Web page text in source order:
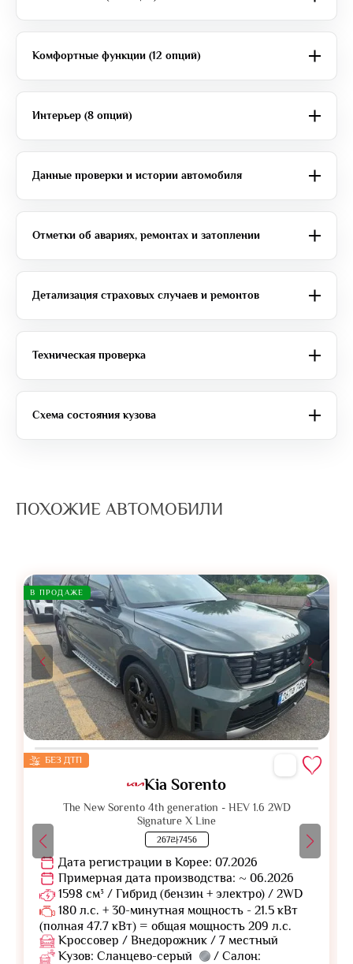
Комфортные функции (12 опций)
Интерьер (8 опций)
Данные проверки и истории автомобиля
Отметки об авариях, ремонтах и затоплении
Детализация страховых случаев и ремонтов
Техническая проверка
Схема состояния кузова
ПОХОЖИЕ АВТОМОБИЛИ
В ПРОДАЖЕ
БЕЗ ДТП
Kia Sorento
The New Sorento 4th generation - HEV 1.6 2WD
Signature X Line
267라7456
Дата регистрации в Корее: 07.2026
Примерная дата производства: ~ 06.2026
1598 см³ / Гибрид (бензин + электро) / 2WD
180 л.с. + 30-минутная мощность - 21.5 кВт
(полная 47.7 кВт) = общая мощность 209 л.с.
Кроссовер / Внедорожник / 7 местный
Кузов: Сланцево-серый
/ Салон: